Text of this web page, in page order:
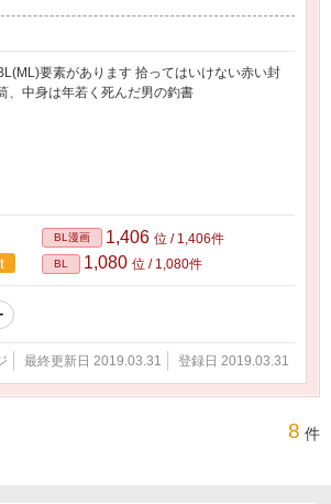
要素があります 拾ってはいけない赤い封
、中身は年若く死んだ男の釣書
BL漫画 1,406 位 / 1,406件
BL 1,080 位 / 1,080件
最終更新日 2019.03.31 登録日 2019.03.31
8 件